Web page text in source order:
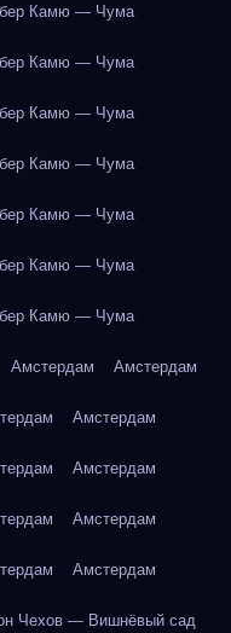
Камю — Чума
Камю — Чума
Камю — Чума
Камю — Чума
Камю — Чума
Камю — Чума
Камю — Чума
Амстердам Амстердам
Амстердам
Амстердам
Амстердам
Амстердам
Чехов — Вишнёвый сад